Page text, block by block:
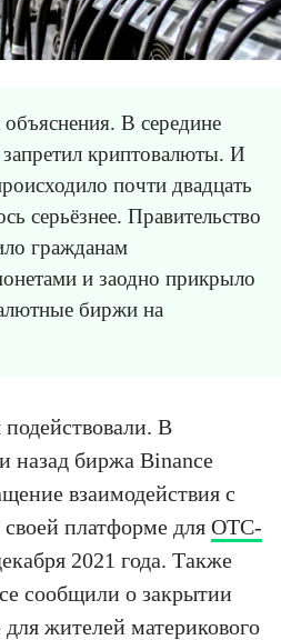
В середине
криптовалюты. И
почти двадцать
серьёзнее. Правительство
гражданам
и заодно прикрыло
биржи на
В
назад биржа Binance
взаимодействия с
платформе для OTC-
2021 года. Также
сообщили о закрытии
жителей материкового